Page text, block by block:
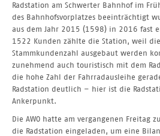
Radstation am Schwerter Bahnhof im
des Bahnhofsvorplatzes beeinträchtigt
aus dem Jahr 2015 (1598) in 2016 fast
1522 Kunden zählte die Station, weil
Stammkundenzahl ausgebaut werden
zunehmend auch touristisch mit dem
die hohe Zahl der Fahrradausleihe
Radstation deutlich – hier ist die
Ankerpunkt.
Die AWO hatte am vergangenen Freitag
die Radstation eingeladen, um eine